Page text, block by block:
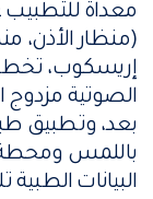
معداة
(منظار الأذن،
إريسكوب،
الصوتية مزدوج
بعد، وتطبيق
باللمس ومحطة
البيانات